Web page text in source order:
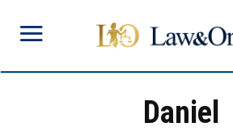
Daniel